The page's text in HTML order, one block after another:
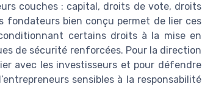
couches : capital, droits de vote, droits
fondateurs bien conçu permet de lier ces
certains droits à la mise en
de sécurité renforcées. Pour la direction
avec les investisseurs et pour défendre
sensibles à la responsabilité